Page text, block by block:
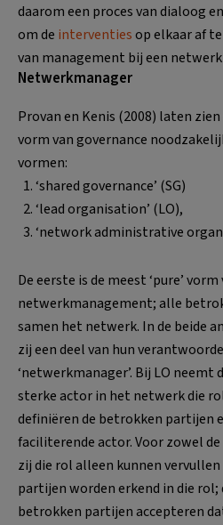
daarom een proces van dialoog
om de interventiesop elkaar af
van management bij een
Netwerkmanager
Provan en Kenis (2008) laten
vorm van governance
vormen:
‘shared governance’ (SG)
‘lead organisation’ (LO),
‘network administrative
De eerste is de meest ‘pure’ vorm
netwerkmanagement; alle
samen het netwerk. In de beide
zij een deel van hun
‘netwerkmanager’. Bij LO
sterke actor in het netwerk die
definiëren de betrokken partijen
faciliterende actor. Voor zowel de
zij die rol alleen kunnen
partijen worden erkend in die
betrokken partijen accepteren